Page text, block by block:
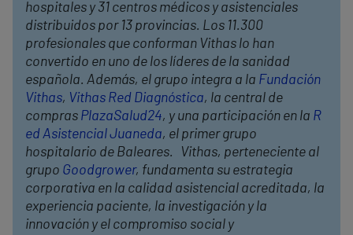
hospitales y 31 centros médicos y asistenciales
distribuidos por 13 provincias. Los 11.300
profesionales que conforman Vithas lo han
convertido en uno de los líderes de la sanidad
española. Además, el grupo integra a la Fundación
Vithas, Vithas Red Diagnóstica, la central de
compras PlazaSalud24, y una participación en la R
ed Asistencial Juaneda, el primer grupo
hospitalario de Baleares. Vithas, perteneciente al
grupo Goodgrower, fundamenta su estrategia
corporativa en la calidad asistencial acreditada, la
experiencia paciente, la investigación y la
innovación y el compromiso social y